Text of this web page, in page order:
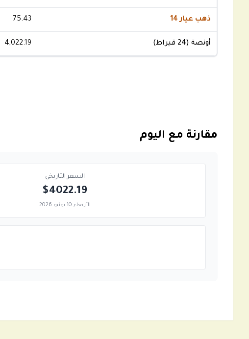
ذهب عيار 14 75.43
أونصة (24 قيراط) 4,022.19
مقارنة مع اليوم
السعر التاريخي
$4022.19
الأربعاء 10 يونيو 2026